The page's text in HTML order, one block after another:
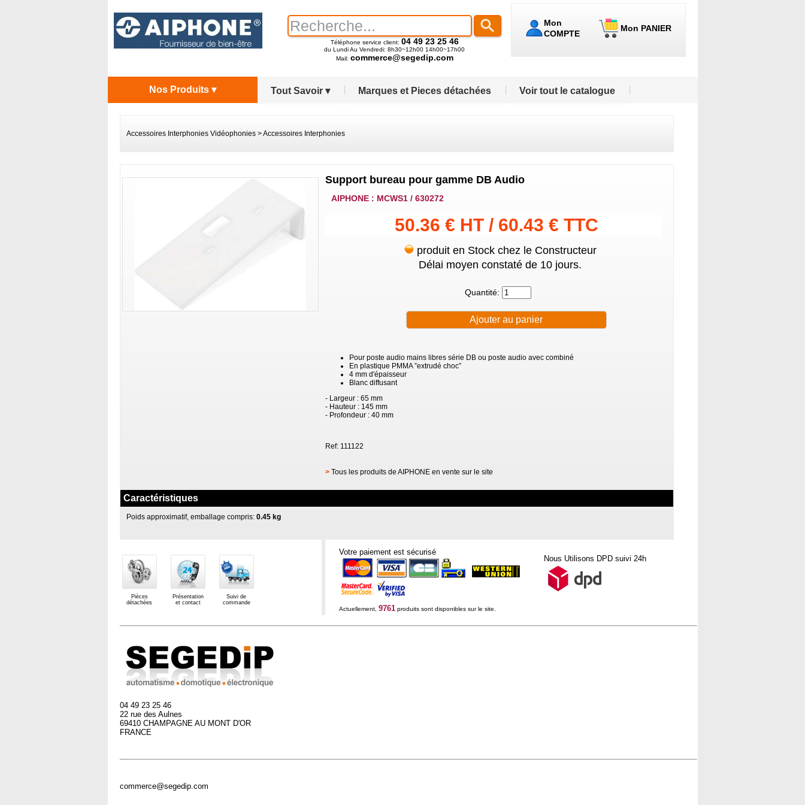
Mon
COMPTE
Mon PANIER
Téléphone service client: 04 49 23 25 46
du Lundi Au Vendredi: 8h30~12h00 14h00~17h00
Mail: commerce@segedip.com
Tout Savoir ▾ Marques et Pieces détachées Voir tout le catalogue
Nos Produits ▾
Accessoires Interphonies Vidéophonies>Accessoires Interphonies
Support bureau pour gamme DB Audio
AIPHONE : MCWS1 / 630272
50.36 € HT / 60.43 € TTC
produit en Stock chez le Constructeur
Délai moyen constaté de 10 jours.
Quantité:
Pour poste audio mains libres série DB ou poste audio avec combiné
En plastique PMMA ”extrudé choc”
4 mm d'épaisseur
Blanc diffusant
- Largeur : 65 mm
- Hauteur : 145 mm
- Profondeur : 40 mm
Ref: 111122
> Tous les produits de AIPHONE en vente sur le site
Caractéristiques
Poids approximatif, emballage compris:0.45 kg
Pièces
détachées
Présentation
et contact
Suivi de
commande
Votre paiement est sécurisé
Nous Utilisons DPD suivi 24h
Actuellement, 9761produits sont disponibles sur le site.
04 49 23 25 46
22 rue des Aulnes
69410 CHAMPAGNE AU MONT D'OR
FRANCE
commerce@segedip.com